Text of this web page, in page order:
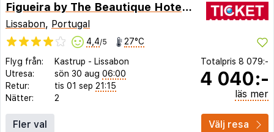
Figueira by The Beautique Hotels & SPA
Lissabon, Portugal
4,4/5 27°C
Flyg från: Kastrup - Lissabon
Utresa:
sön 30 aug 06:00
Retur:
tis 01 sep 21:15
Nätter:
2
Totalpris 8 079:-
4 040:-
läs mer
Fler val Välj resa